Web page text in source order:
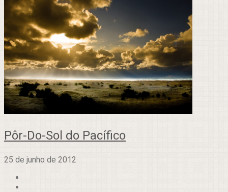
Pôr-Do-Sol do Pacífico
25 de junho de 2012